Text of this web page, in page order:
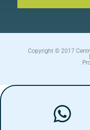
Copyright © 2017